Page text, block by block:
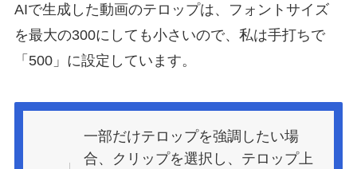
AIで生成した動画のテロップは、フォントサイズ
を最大の300にしても小さいので、私は手打ちで
「500」に設定しています。
一部だけテロップを強調したい場
合、クリップを選択し、テロップ上